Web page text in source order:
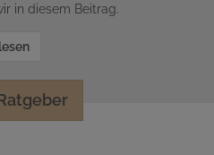
in diesem Beitrag.
lesen